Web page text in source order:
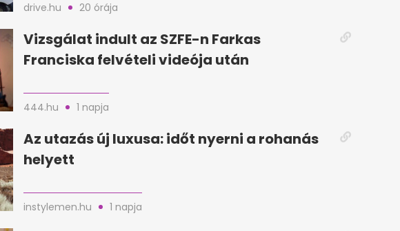
drive.hu 20 órája
Vizsgálat indult az SZFE-n Farkas
Franciska felvételi videója után
444.hu 1 napja
Az utazás új luxusa: időt nyerni a rohanás
helyett
instylemen.hu 1 napja